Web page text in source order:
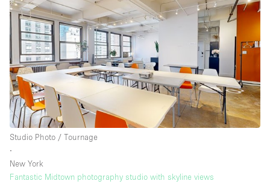
Studio Photo / Tournage
∙
New York
Fantastic Midtown photography studio with skyline views